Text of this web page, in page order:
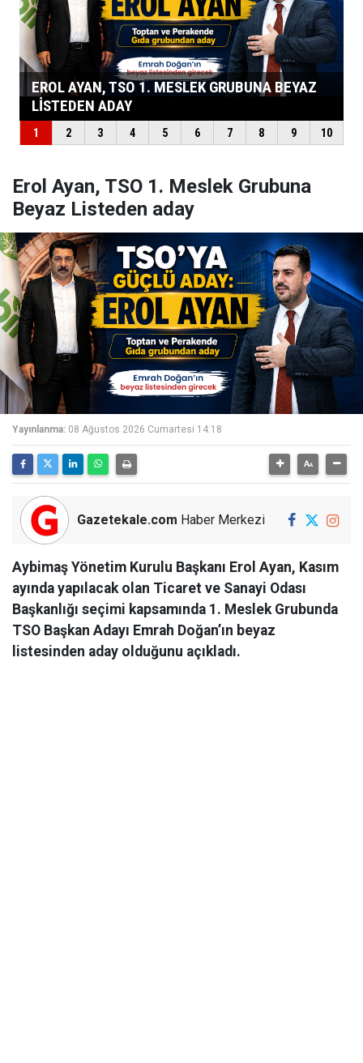
Erol Ayan, TSO 1. Meslek Grubuna
Beyaz Listeden aday
Yayınlanma: 08 Ağustos 2026 Cumartesi 14:18
Gazetekale.com Haber Merkezi
Aybimaş Yönetim Kurulu Başkanı Erol Ayan, Kasım
ayında yapılacak olan Ticaret ve Sanayi Odası
Başkanlığı seçimi kapsamında 1. Meslek Grubunda
TSO Başkan Adayı Emrah Doğan’ın beyaz
listesinden aday olduğunu açıkladı.